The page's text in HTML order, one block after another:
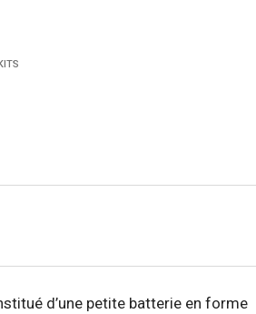
d’une petite batterie en forme